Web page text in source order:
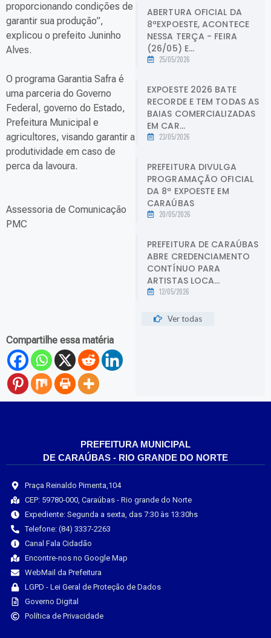
proporcionando condições de
garantir sua produção”,
explicou o prefeito Juninho
Alves.
O programa Garantia Safra é
uma parceria do Governo
Federal, governo do Estado,
Prefeitura Municipal e
agricultores, visando garantir a
produtividade em caso de
perca da lavoura.
Assessoria de Comunicação
PMC
Compartilhe essa matéria
ABERTURA OFICIAL DA
8ªEXPOESTE, ACONTECE
NESSA TERÇA - FEIRA
(26/05) E...
25/05/2026
EXPOESTE 2026 BATE
RECORDE E TEM TODAS AS
BAIAS COMERCIALIZADAS
EM CAR...
23/05/2026
PREFEITURA DIVULGA
PROGRAMAÇÃO OFICIAL
DA 8ª EXPOESTE EM
CARAÚBAS
20/05/2026
PREFEITURA DE CARAÚBAS
ABRE CREDENCIAMENTO
CONTÍNUO PARA
ARTISTAS LOCA...
12/05/2026
Ver todas
PREFEITURA MUNICIPAL
DE CARAÚBAS - RIO GRANDE DO NORTE
Praça Reinaldo Pimenta,104
CEP: 59780-000, Caraúbas - Rio grande do Norte
Expediente: Segunda a sexta, das 7:30 às 13:30hs
Telefone: (84) 3337-2263
Canal Fala Cidadão
Encontre-nos no Google Map
WebMail da Prefeitura
LGPD - Lei Geral de Proteção de Dados
Governo Digital
Política de Privacidade